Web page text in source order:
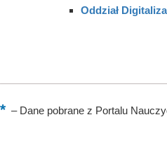
Oddział
–Dane pobrane z Portalu